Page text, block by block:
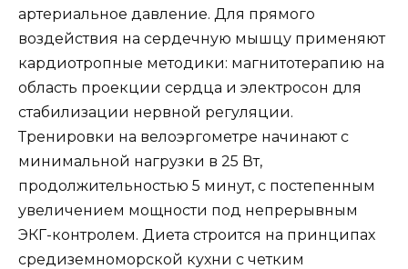
артериальное давление. Для прямого
воздействия на сердечную мышцу применяют
кардиотропные методики: магнитотерапию на
область проекции сердца и электросон для
стабилизации нервной регуляции.
Тренировки на велоэргометре начинают с
минимальной нагрузки в 25 Вт,
продолжительностью 5 минут, с постепенным
увеличением мощности под непрерывным
ЭКГ-контролем. Диета строится на принципах
средиземноморской кухни с четким